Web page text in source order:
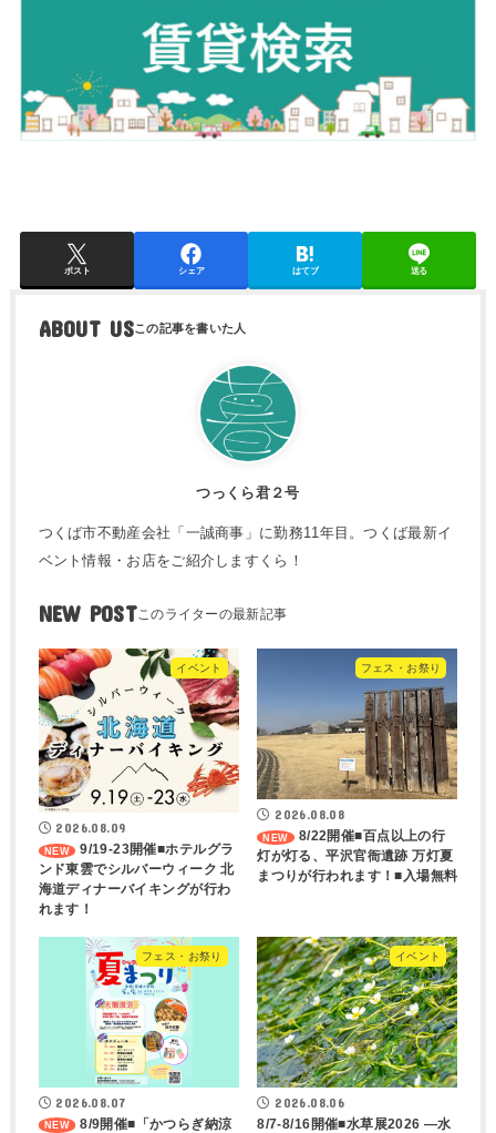
ポスト シェア はてブ 送る
ABOUT US
つっくら君２号
つくば市不動産会社「一誠商事」に勤務11年目。つくば最新イ
ベント情報・お店をご紹介しますくら！
NEW POST
イベント
2026.08.09
9/19-23開催■ホテルグラ
ンド東雲でシルバーウィーク 北
海道ディナーバイキングが行わ
れます！
フェス・お祭り
2026.08.08
8/22開催■百点以上の行
灯が灯る、平沢官衙遺跡 万灯夏
まつりが行われます！■入場無料
フェス・お祭り
2026.08.07
8/9開催■「かつらぎ納涼
イベント
2026.08.06
8/7-8/16開催■水草展2026 ―水